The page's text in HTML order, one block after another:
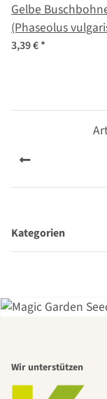
Gelbe
(Phaseolus
Saatgut
3,39 €*
Kategorien
Wir unterstützen